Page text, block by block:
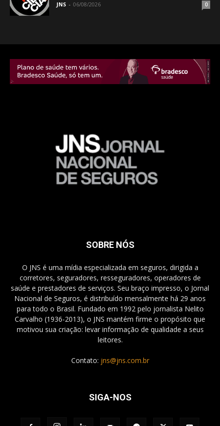
JNS - 06/08/2026 0
SOBRE NÓS
O JNS é uma mídia especializada em seguros, dirigida a
corretores, seguradores, resseguradores, operadores de
saúde e prestadores de serviços. Seu braço impresso, o Jornal
Nacional de Seguros, é distribuído mensalmente há 29 anos
para todo o Brasil. Fundado em 1992 pelo jornalista Nelito
Carvalho (1936-2013), o JNS mantém firme o propósito que
motivou sua criação: levar informação de qualidade a seus
leitores.
Contato: jns@jns.com.br
SIGA-NOS